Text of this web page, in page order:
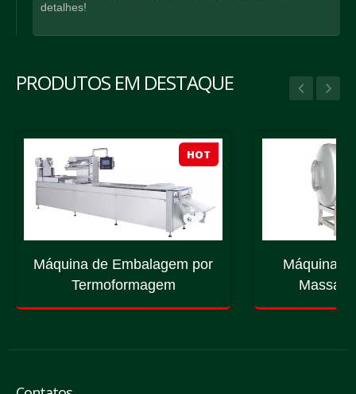
detalhes!
PRODUTOS EM DESTAQUE
HOT
Máquina de Embalagem por
Termoformagem
Máquina